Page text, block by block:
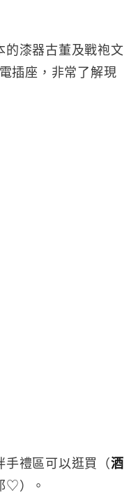
的漆器古董及戰袍文
插座，非常了解現
手禮區可以逛買（酒
♡）。